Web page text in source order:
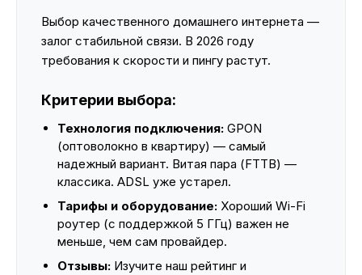
Выбор качественного домашнего интернета —
залог стабильной связи. В 2026 году
требования к скорости и пингу растут.
Критерии выбора:
Технология подключения: GPON
(оптоволокно в квартиру) — самый
надежный вариант. Витая пара (FTTB) —
классика. ADSL уже устарел.
Тарифы и оборудование: Хороший Wi-Fi
роутер (с поддержкой 5 ГГц) важен не
меньше, чем сам провайдер.
Отзывы: Изучите наш рейтинг и